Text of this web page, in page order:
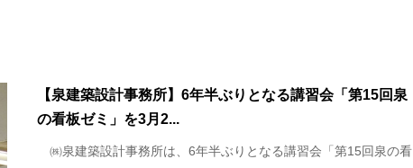
【泉建築設計事務所】6年半ぶりとなる講習会「第15回泉
の看板ゼミ」を3月2...
㈱泉建築設計事務所は、6年半ぶりとなる講習会「第15回泉の看